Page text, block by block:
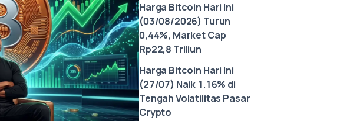
Harga Bitcoin Hari Ini
(03/08/2026) Turun
0,44%, Market Cap
Rp22,8 Triliun
Harga Bitcoin Hari Ini
(27/07) Naik 1.16% di
Tengah Volatilitas Pasar
Crypto